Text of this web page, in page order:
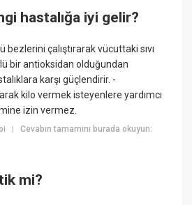
hastalığa iyi gelir?
çalıştırarak vücuttaki sıvı
bir antioksidan olduğundan
karşı güçlendirir. -
kilo vermek isteyenlere yardımcı
izin vermez.
|Cevabın tamamını burada okuyun:
mi?